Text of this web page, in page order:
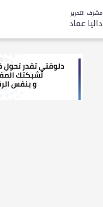
مشرف التحرير
داليا عماد